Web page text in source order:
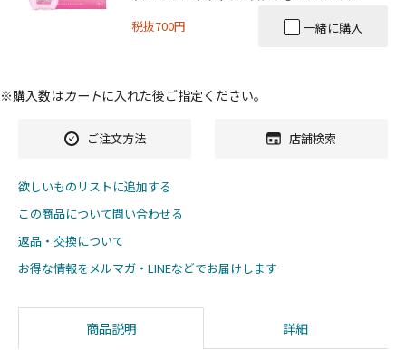
税抜700円 一緒に購入
※購入数はカートに入れた後ご指定ください。
ご注文方法 店舗検索
欲しいものリストに追加する
この商品について問い合わせる
返品・交換について
お得な情報をメルマガ・LINEなどでお届けします
商品説明 詳細